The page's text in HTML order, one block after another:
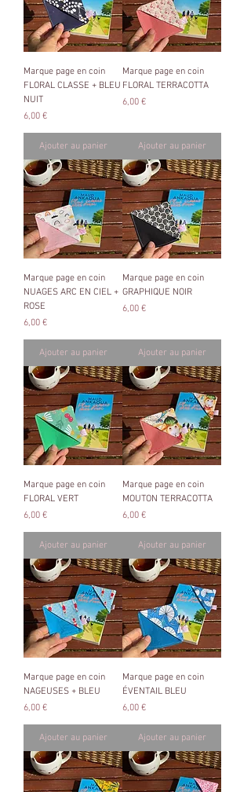
Marque page en coin
FLORAL CLASSE + BLEU
NUIT
Prix
6,00 €
Ajouter au panier
Marque page en coin
FLORAL TERRACOTTA
Prix
6,00 €
Ajouter au panier
Marque page en coin
NUAGES ARC EN CIEL +
ROSE
Prix
6,00 €
Ajouter au panier
Marque page en coin
GRAPHIQUE NOIR
Prix
6,00 €
Ajouter au panier
Marque page en coin
FLORAL VERT
Prix
6,00 €
Ajouter au panier
Marque page en coin
MOUTON TERRACOTTA
Prix
6,00 €
Ajouter au panier
Marque page en coin
NAGEUSES + BLEU
Prix
6,00 €
Ajouter au panier
Marque page en coin
ÉVENTAIL BLEU
Prix
6,00 €
Ajouter au panier